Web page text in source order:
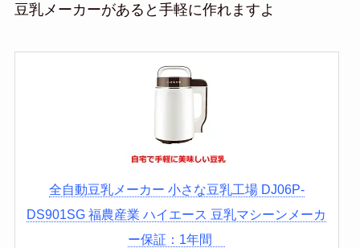
豆乳メーカーがあると手軽に作れますよ
全自動豆乳メーカー 小さな豆乳工場 DJ06P-
DS901SG 福農産業 ハイエース 豆乳マシーンメーカ
ー保証：1年間